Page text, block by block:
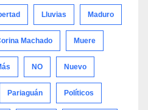
Lluvias Maduro
Machado Muere
NO Nuevo
Pariaguán Políticos